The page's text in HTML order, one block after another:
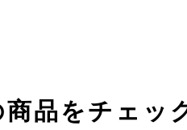
商品をチェッ